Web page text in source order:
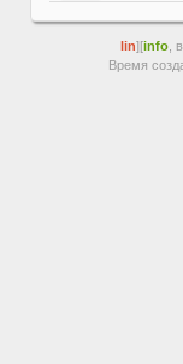
lin][info ,
Время